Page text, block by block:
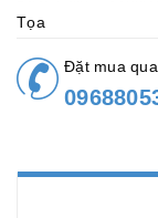
Tọa
Đặt mua